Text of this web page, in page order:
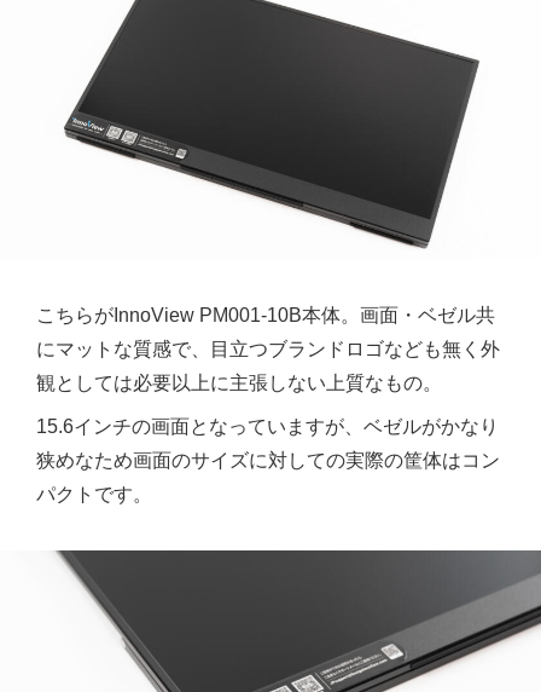
こちらがInnoView PM001-10B本体。画面・ベゼル共
にマットな質感で、目立つブランドロゴなども無く外
観としては必要以上に主張しない上質なもの。
15.6インチの画面となっていますが、ベゼルがかなり
狭めなため画面のサイズに対しての実際の筐体はコン
パクトです。